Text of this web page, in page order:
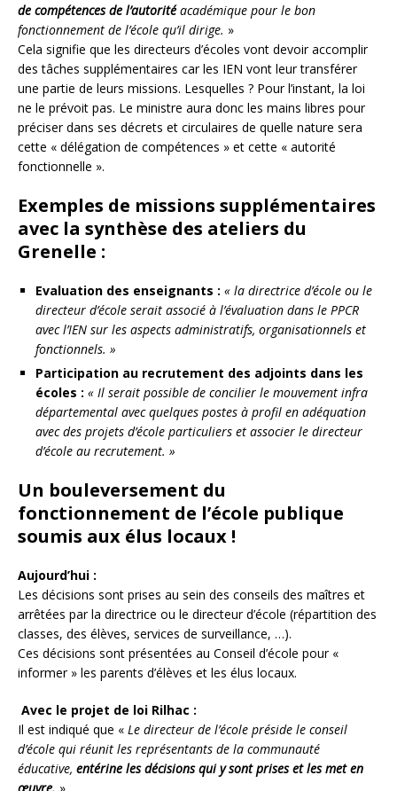
de compétences de l’autoritéacadémique pour le bon
fonctionnement de l’école qu’il dirige. »
Cela signifie que les directeurs d’écoles vont devoir accomplir
des tâches supplémentaires car les IEN vont leur transférer
une partie de leurs missions. Lesquelles ? Pour l’instant, la loi
ne le prévoit pas. Le ministre aura donc les mains libres pour
préciser dans ses décrets et circulaires de quelle nature sera
cette « délégation de compétences » et cette « autorité
fonctionnelle ».
Exemples de missions supplémentaires
avec la synthèse des ateliers du
Grenelle :
Evaluation des enseignants : « la directrice d’école ou le
directeur d’école serait associé à l’évaluation dans le PPCR
avec l’IEN sur les aspects administratifs, organisationnels et
fonctionnels. »
Participation au recrutement des adjoints dans les
écoles : « Il serait possible de concilier le mouvement infra
départemental avec quelques postes à profil en adéquation
avec des projets d’école particuliers et associer le directeur
d’école au recrutement. »
Un bouleversement du
fonctionnement de l’école publique
soumis aux élus locaux !
Aujourd’hui :
Les décisions sont prises au sein des conseils des maîtres et
arrêtées par la directrice ou le directeur d’école (répartition des
classes, des élèves, services de surveillance, …).
Ces décisions sont présentées au Conseil d’école pour «
informer » les parents d’élèves et les élus locaux.
Avec le projet de loi Rilhac :
Il est indiqué que « Le directeur de l’école préside le conseil
d’école qui réunit les représentants de la communauté
éducative, entérine les décisions qui y sont prises et les met en